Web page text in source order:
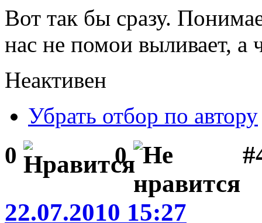
Вот так бы сразу.
нас не помои выливает,
Неактивен
Убрать отбор по автору
0 0
22.07.2010 15:27